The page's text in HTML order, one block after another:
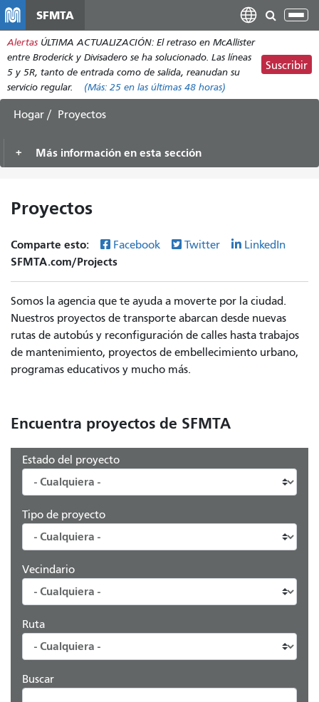
contenido
principal
SFMTA
Alertas ÚLTIMA ACTUALIZACIÓN: El retraso en McAllister
entre Broderick y Divisadero se ha solucionado. Las líneas
5 y 5R, tanto de entrada como de salida, reanudan su
servicio regular.
(Más: 25 en las últimas 48 horas)
Suscribir
Hogar Proyectos
Más información en esta sección
Proyectos
Comparte esto: Facebook Twitter LinkedIn
SFMTA.com/Projects
Somos la agencia que te ayuda a moverte por la ciudad.
Nuestros proyectos de transporte abarcan desde nuevas
rutas de autobús y reconfiguración de calles hasta trabajos
de mantenimiento, proyectos de embellecimiento urbano,
programas educativos y mucho más.
Encuentra proyectos de SFMTA
Estado del proyecto
Tipo de proyecto
Vecindario
Ruta
Buscar